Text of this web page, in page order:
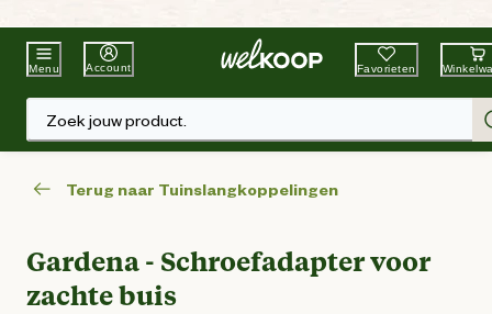
Beste WinkelketenTuin & Dier
Menu Account Favorieten
Zoek jouw product.
Terug naar Tuinslangkoppelingen
Gardena - Schroefadapter voor
zachte buis